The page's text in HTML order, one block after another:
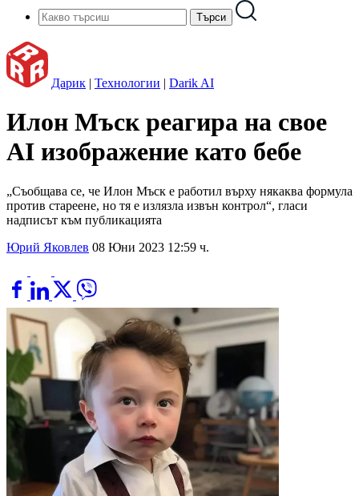
Дарик | Технологии | Darik AI
Илон Мъск реагира на свое
AI изображение като бебе
„Съобщава се, че Илон Мъск е работил върху някаква формула
против стареене, но тя е излязла извън контрол“, гласи
надписът към публикацията
Юрий Яковлев 08 Юни 2023 12:59 ч.